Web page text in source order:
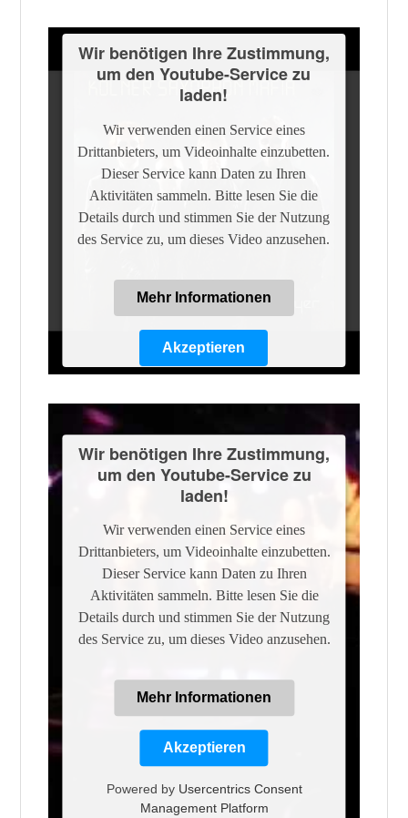
Management Platform
Wir benötigen Ihre Zustimmung,
um den Youtube-Service zu
laden!
Wir verwenden einen Service eines
Drittanbieters, um Videoinhalte einzubetten.
Dieser Service kann Daten zu Ihren
Aktivitäten sammeln. Bitte lesen Sie die
Details durch und stimmen Sie der Nutzung
des Service zu, um dieses Video anzusehen.
Mehr Informationen
Akzeptieren
Management Platform
Wir benötigen Ihre Zustimmung,
um den Youtube-Service zu
laden!
Wir verwenden einen Service eines
Drittanbieters, um Videoinhalte einzubetten.
Dieser Service kann Daten zu Ihren
Aktivitäten sammeln. Bitte lesen Sie die
Details durch und stimmen Sie der Nutzung
des Service zu, um dieses Video anzusehen.
Mehr Informationen
Akzeptieren
Powered by Usercentrics Consent
Management Platform